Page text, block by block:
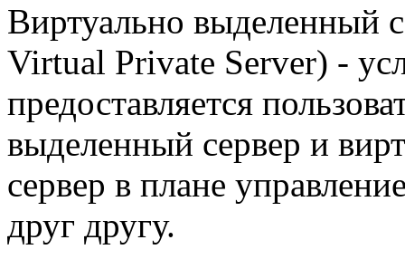
Виртуально выделенный
Virtual Private Server) -
предоставляется
выделенный сервер и
сервер в плане
друг другу.